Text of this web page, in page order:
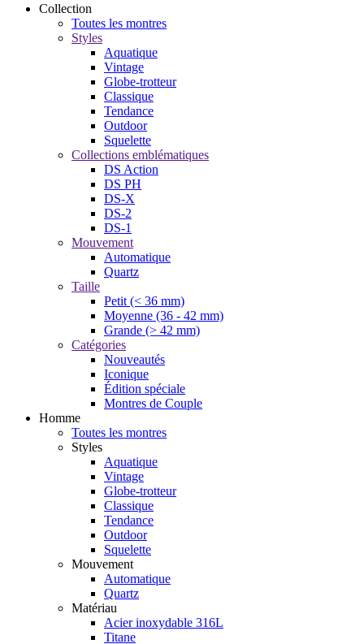
Collection
Toutes les montres
Styles
Aquatique
Vintage
Globe-trotteur
Classique
Tendance
Outdoor
Squelette
Collections emblématiques
DS Action
DS PH
DS-X
DS-2
DS-1
Mouvement
Automatique
Quartz
Taille
Petit (< 36 mm)
Moyenne (36 - 42 mm)
Grande (> 42 mm)
Catégories
Nouveautés
Iconique
Édition spéciale
Montres de Couple
Homme
Toutes les montres
Styles
Aquatique
Vintage
Globe-trotteur
Classique
Tendance
Outdoor
Squelette
Mouvement
Automatique
Quartz
Matériau
Acier inoxydable 316L
Titane